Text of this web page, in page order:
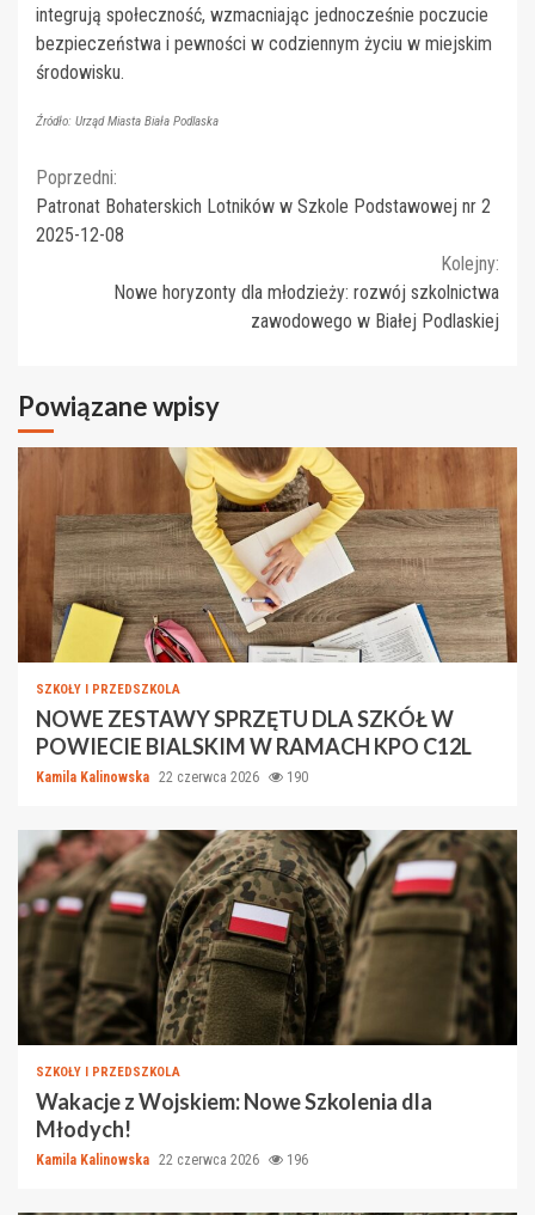
integrują społeczność, wzmacniając jednocześnie poczucie
bezpieczeństwa i pewności w codziennym życiu w miejskim
środowisku.
Źródło: Urząd Miasta Biała Podlaska
Continue
Reading
Poprzedni:
Patronat Bohaterskich Lotników w Szkole Podstawowej nr 2
2025-12-08
Kolejny:
Nowe horyzonty dla młodzieży: rozwój szkolnictwa
zawodowego w Białej Podlaskiej
Powiązane wpisy
SZKOŁY I PRZEDSZKOLA
NOWE ZESTAWY SPRZĘTU DLA SZKÓŁ W
POWIECIE BIALSKIM W RAMACH KPO C12L
Kamila Kalinowska 22 czerwca 2026 190
SZKOŁY I PRZEDSZKOLA
Wakacje z Wojskiem: Nowe Szkolenia dla
Młodych!
Kamila Kalinowska 22 czerwca 2026 196